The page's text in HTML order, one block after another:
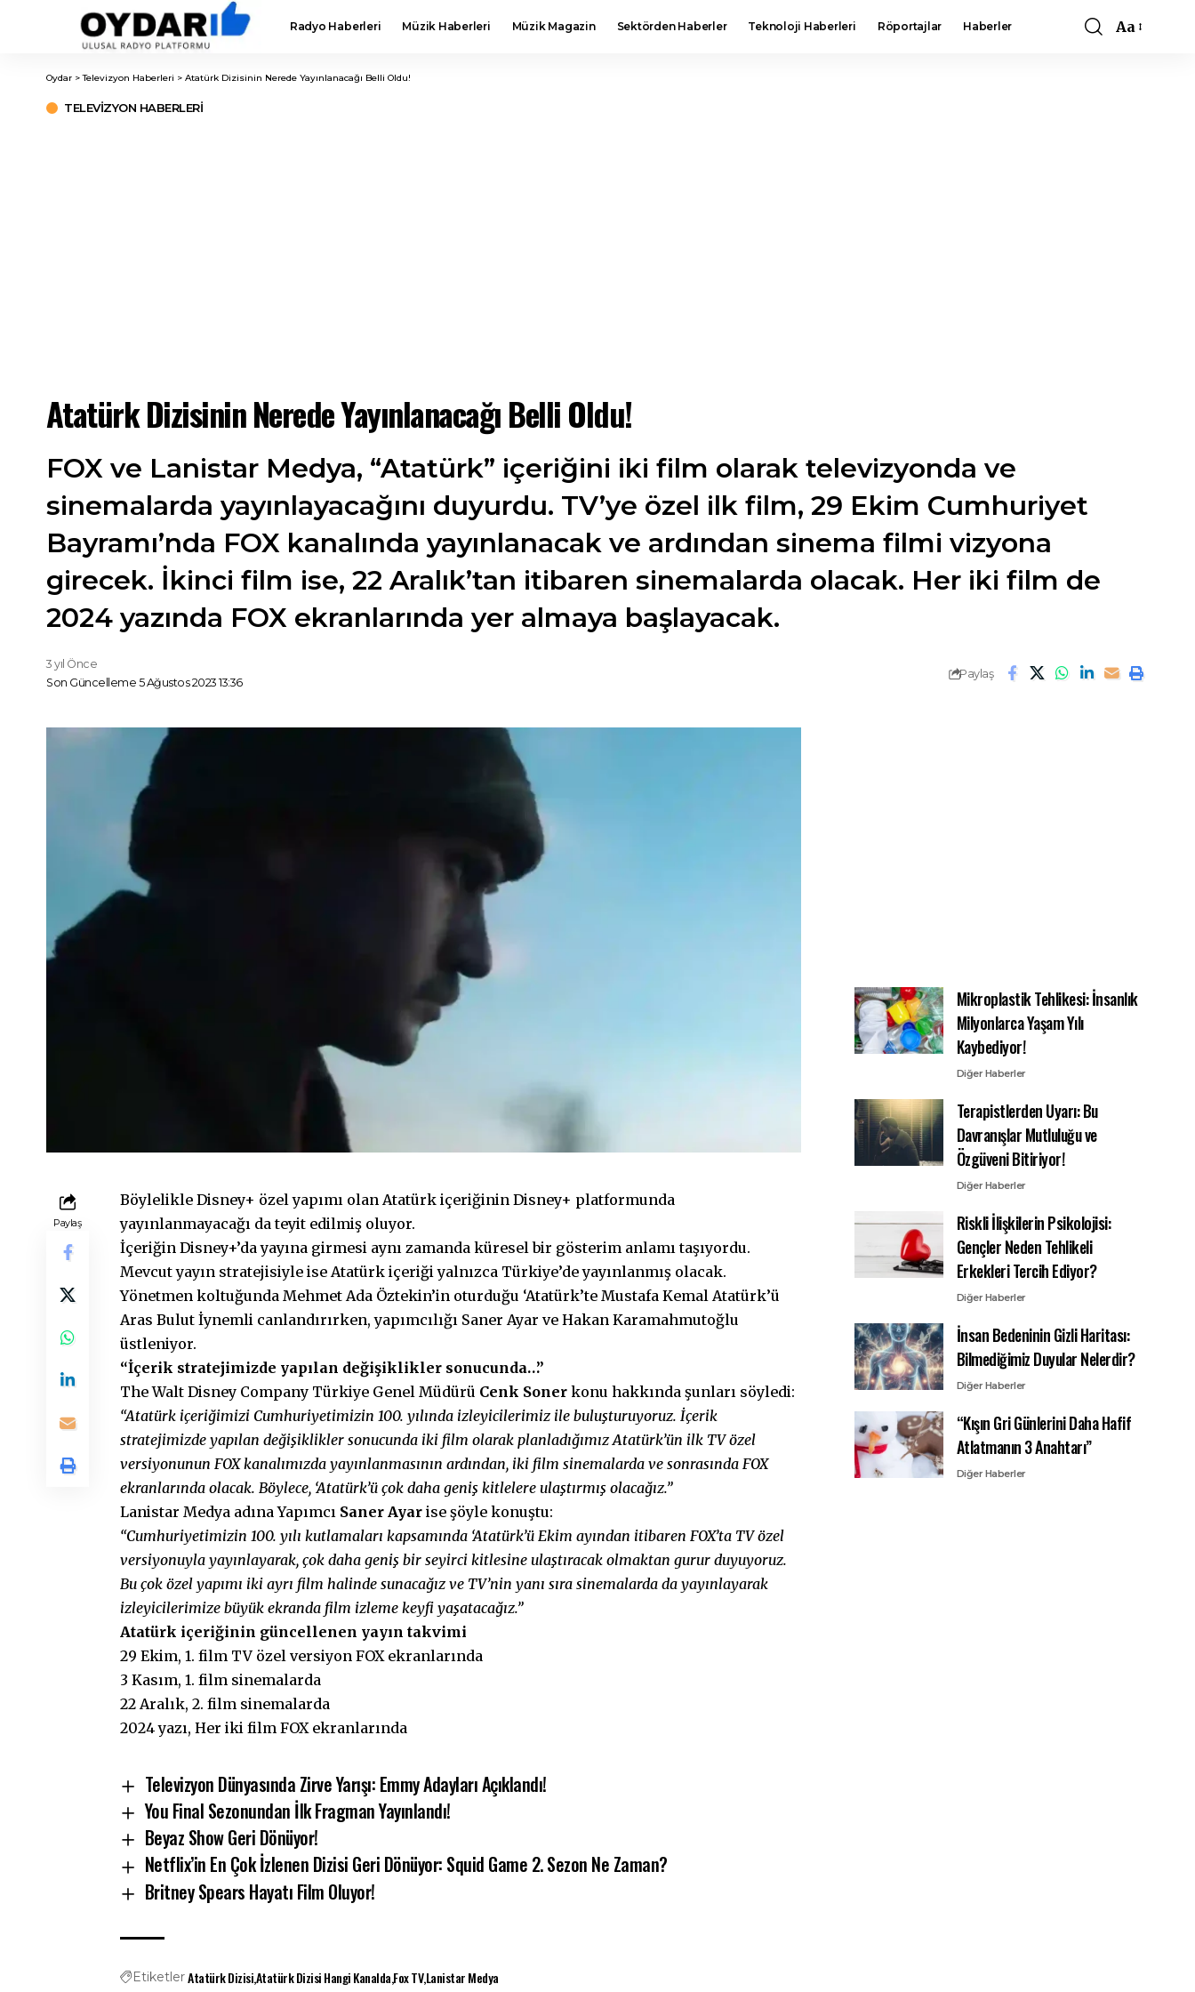
Radyo Haberleri Müzik Haberleri Müzik Magazin Sektörden Haberler Teknoloji Haberleri Röportajlar Haberler
Font
Aa
Oydar >Televizyon Haberleri > Atatürk Dizisinin Nerede Yayınlanacağı Belli Oldu!
TELEVIZYON HABERLERI
Atatürk Dizisinin Nerede Yayınlanacağı Belli Oldu!
FOX ve Lanistar Medya, “Atatürk” içeriğini iki film olarak televizyonda ve
sinemalarda yayınlayacağını duyurdu. TV’ye özel ilk film, 29 Ekim Cumhuriyet
Bayramı’nda FOX kanalında yayınlanacak ve ardından sinema filmi vizyona
girecek. İkinci film ise, 22 Aralık’tan itibaren sinemalarda olacak. Her iki film de
2024 yazında FOX ekranlarında yer almaya başlayacak.
Son Güncelleme 5 Ağustos 2023 13:36
3 yıl Önce
Paylaş
Paylaş
Böylelikle Disney+ özel yapımı olan Atatürk içeriğinin Disney+ platformunda
yayınlanmayacağı da teyit edilmiş oluyor.
İçeriğin Disney+’da yayına girmesi aynı zamanda küresel bir gösterim anlamı taşıyordu.
Mevcut yayın stratejisiyle ise Atatürk içeriği yalnızca Türkiye’de yayınlanmış olacak.
Yönetmen koltuğunda Mehmet Ada Öztekin’in oturduğu ‘Atatürk’te Mustafa Kemal Atatürk’ü
Aras Bulut İynemli canlandırırken, yapımcılığı Saner Ayar ve Hakan Karamahmutoğlu
üstleniyor.
“İçerik stratejimizde yapılan değişiklikler sonucunda…”
The Walt Disney Company Türkiye Genel Müdürü Cenk Soner konu hakkında şunları söyledi:
“Atatürk içeriğimizi Cumhuriyetimizin 100. yılında izleyicilerimiz ile buluşturuyoruz. İçerik
stratejimizde yapılan değişiklikler sonucunda iki film olarak planladığımız Atatürk’ün ilk TV özel
versiyonunun FOX kanalımızda yayınlanmasının ardından, iki film sinemalarda ve sonrasında FOX
ekranlarında olacak. Böylece, ‘Atatürk’ü çok daha geniş kitlelere ulaştırmış olacağız.”
Lanistar Medya adına Yapımcı Saner Ayar ise şöyle konuştu:
“Cumhuriyetimizin 100. yılı kutlamaları kapsamında ‘Atatürk’ü Ekim ayından itibaren FOX’ta TV özel
versiyonuyla yayınlayarak, çok daha geniş bir seyirci kitlesine ulaştıracak olmaktan gurur duyuyoruz.
Bu çok özel yapımı iki ayrı film halinde sunacağız ve TV’nin yanı sıra sinemalarda da yayınlayarak
izleyicilerimize büyük ekranda film izleme keyfi yaşatacağız.”
Atatürk içeriğinin güncellenen yayın takvimi
29 Ekim, 1. film TV özel versiyon FOX ekranlarında
3 Kasım, 1. film sinemalarda
22 Aralık, 2. film sinemalarda
2024 yazı, Her iki film FOX ekranlarında
Televizyon Dünyasında Zirve Yarışı: Emmy Adayları Açıklandı!
You Final Sezonundan İlk Fragman Yayınlandı!
Beyaz Show Geri Dönüyor!
Netflix’in En Çok İzlenen Dizisi Geri Dönüyor: Squid Game 2. Sezon Ne Zaman?
Britney Spears Hayatı Film Oluyor!
EtiketlerAtatürk DizisiAtatürk Dizisi Hangi KanaldaFox TVLanistar Medya
Mikroplastik Tehlikesi: İnsanlık
Milyonlarca Yaşam Yılı
Kaybediyor!
Diğer Haberler
Terapistlerden Uyarı: Bu
Davranışlar Mutluluğu ve
Özgüveni Bitiriyor!
Diğer Haberler
Riskli İlişkilerin Psikolojisi:
Gençler Neden Tehlikeli
Erkekleri Tercih Ediyor?
Diğer Haberler
İnsan Bedeninin Gizli Haritası:
Bilmediğimiz Duyular Nelerdir?
Diğer Haberler
“Kışın Gri Günlerini Daha Hafif
Atlatmanın 3 Anahtarı”
Diğer Haberler